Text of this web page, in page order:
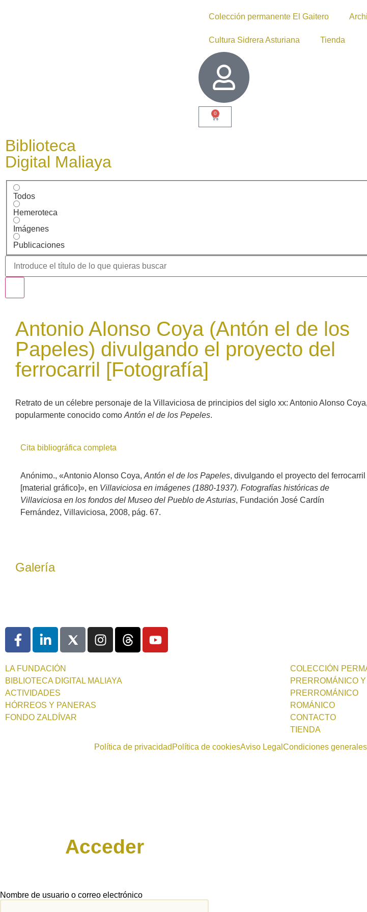
Colección permanente El Gaitero
Cultura Sidrera Asturiana Tienda
0
Biblioteca
Digital Maliaya
Todos
Hemeroteca
Imágenes
Publicaciones
Antonio Alonso Coya (Antón el de los
Papeles) divulgando el proyecto del
ferrocarril [Fotografía]
Retrato de un célebre personaje de la Villaviciosa de principios del siglo xx: Antonio Alonso Coya,
popularmente conocido como Antón el de los Pepeles.
Cita bibliográfica completa
Anónimo., «Antonio Alonso Coya, Antón el de los Papeles, divulgando el proyecto del ferrocarril
[material gráfico]», en Villaviciosa en imágenes (1880-1937). Fotografías históricas de
Villaviciosa en los fondos del Museo del Pueblo de Asturias, Fundación José Cardín
Fernández, Villaviciosa, 2008, pág. 67.
Galería
LA FUNDACIÓN
BIBLIOTECA DIGITAL MALIAYA
ACTIVIDADES
HÓRREOS Y PANERAS
FONDO ZALDÍVAR
COLECCIÓN
PRERROMÁNICO
PRERROMÁNICO
ROMÁNICO
CONTACTO
TIENDA
Política de privacidad Política de cookiesAviso Legal Condiciones
Acceder
Nombre de usuario o correo electrónico